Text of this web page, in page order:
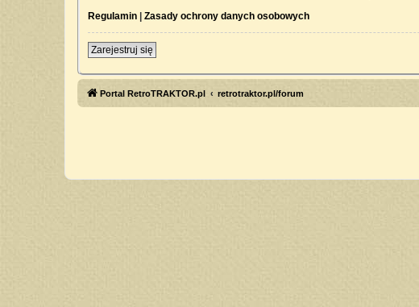
Regulamin | Zasady ochrony danych osobowych
Zarejestruj się
Portal RetroTRAKTOR.pl retrotraktor.pl/forum